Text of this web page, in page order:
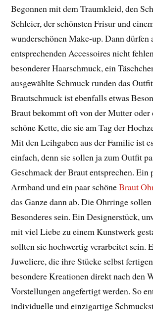
Begonnen mit dem Traumkleid, den
Schleier, der schönsten Frisur und
wunderschönen Make-up. Dann dürfen
entsprechenden Accessoires nicht
besonderer Haarschmuck, ein
ausgewählte Schmuck runden das
Brautschmuck ist ebenfalls etwas
Braut bekommt oft von der Mutter oder
schöne Kette, die sie am Tag der
Mit den Leihgaben aus der Familie ist
einfach, denn sie sollen ja zum Outfit
Geschmack der Braut entsprechen. Ein
Armband und ein paar schöneBraut
das Ganze dann ab. Die Ohrringe
Besonderes sein. Ein Designerstück,
mit viel Liebe zu einem Kunstwerk
sollten sie hochwertig verarbeitet sein.
Juweliere, die ihre Stücke selbst
besondere Kreationen direkt nach den
Vorstellungen angefertigt werden. So
individuelle und einzigartige